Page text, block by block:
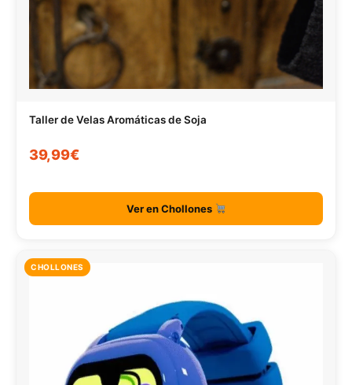
Taller de Velas Aromáticas de Soja
39,99€
Ver en Chollones
CHOLLONES